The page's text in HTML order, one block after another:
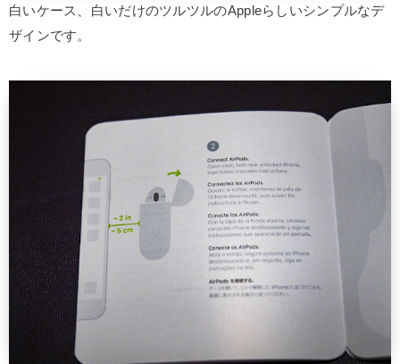
白いケース、白いだけのツルツルのAppleらしいシンプルなデ
ザインです。